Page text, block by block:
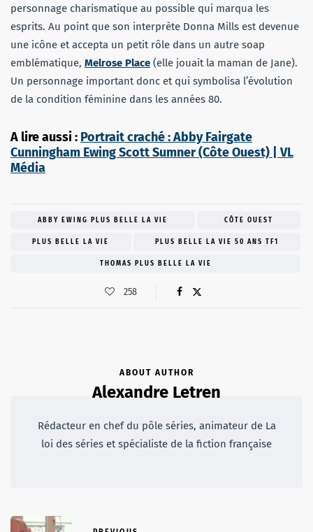
personnage charismatique au possible qui marqua les
esprits. Au point que son interprète Donna Mills est devenue
une icône et accepta un petit rôle dans un autre soap
emblématique, Melrose Place (elle jouait la maman de Jane).
Un personnage important donc et qui symbolisa l’évolution
de la condition féminine dans les années 80.
A lire aussi : Portrait craché : Abby Fairgate
Cunningham Ewing Scott Sumner (Côte Ouest) | VL
Média
ABBY EWING PLUS BELLE LA VIE CÔTE OUEST
PLUS BELLE LA VIE PLUS BELLE LA VIE 50 ANS TF1
THOMAS PLUS BELLE LA VIE
258
ABOUT AUTHOR
Alexandre Letren
Rédacteur en chef du pôle séries, animateur de La
loi des séries et spécialiste de la fiction française